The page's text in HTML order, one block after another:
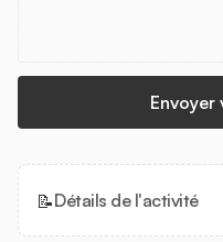
📝Détails de l'activité